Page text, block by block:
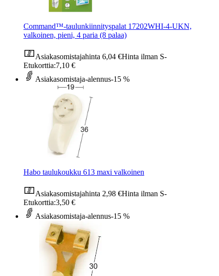
Command™-taulunkiinnityspalat 17202WHI-4-UKN,
valkoinen, pieni, 4 paria (8 palaa)
Asiakasomistajahinta 6,04 €Hinta ilman S-
Etukorttia:7,10 €
Asiakasomistaja-alennus-15 %
Habo taulukoukku 613 maxi valkoinen
Asiakasomistajahinta 2,98 €Hinta ilman S-
Etukorttia:3,50 €
Asiakasomistaja-alennus-15 %